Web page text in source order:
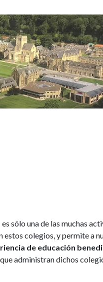
sólo una de las muchas
estos colegios, y permite a
de educación
administran dichos